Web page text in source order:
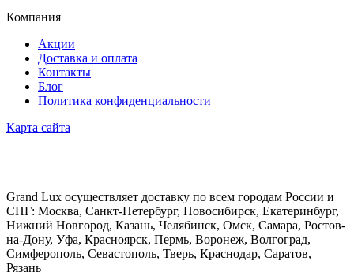
Компания
Акции
Доставка и оплата
Контакты
Блог
Политика конфиденциальности
Карта сайта
Grand Lux осуществляет доставку по всем городам России и
СНГ: Москва, Санкт-Петербург, Новосибирск, Екатеринбург,
Нижний Новгород, Казань, Челябинск, Омск, Самара, Ростов-
на-Дону, Уфа, Красноярск, Пермь, Воронеж, Волгоград,
Симферополь, Севастополь, Тверь, Краснодар, Саратов,
Рязань